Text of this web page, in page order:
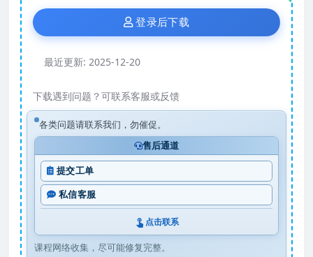
登录后下载
最近更新: 2025-12-20
下载遇到问题？可联系客服或反馈
各类问题请联系我们，勿催促。
售后通道
提交工单
私信客服
点击联系
课程网络收集，尽可能修复完整。